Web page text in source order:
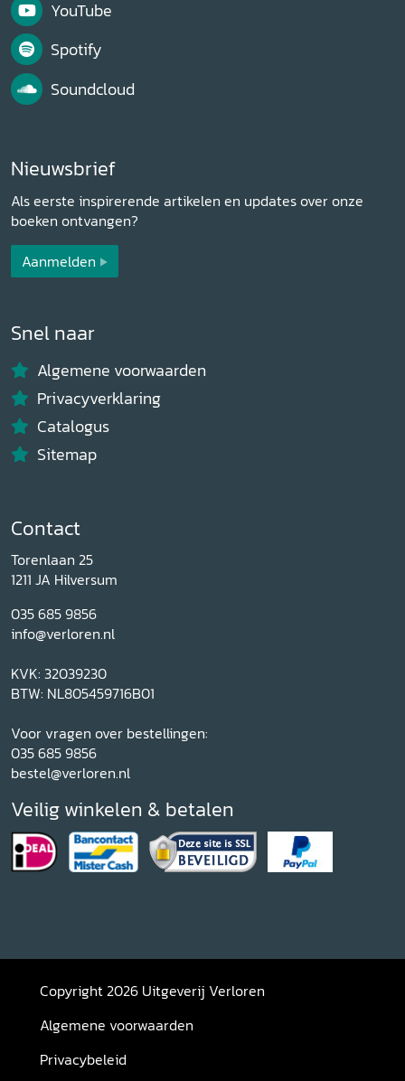
YouTube
Spotify
Soundcloud
Nieuwsbrief
Als eerste inspirerende artikelen en updates over onze
boeken ontvangen?
Aanmelden
Snel naar
Algemene voorwaarden
Privacyverklaring
Catalogus
Sitemap
Contact
Torenlaan 25
1211 JA Hilversum
035 685 9856
info@verloren.nl
KVK: 32039230
BTW: NL805459716B01
Voor vragen over bestellingen:
035 685 9856
bestel@verloren.nl
Veilig winkelen & betalen
Copyright 2026 Uitgeverij Verloren
Algemene voorwaarden
Privacybeleid